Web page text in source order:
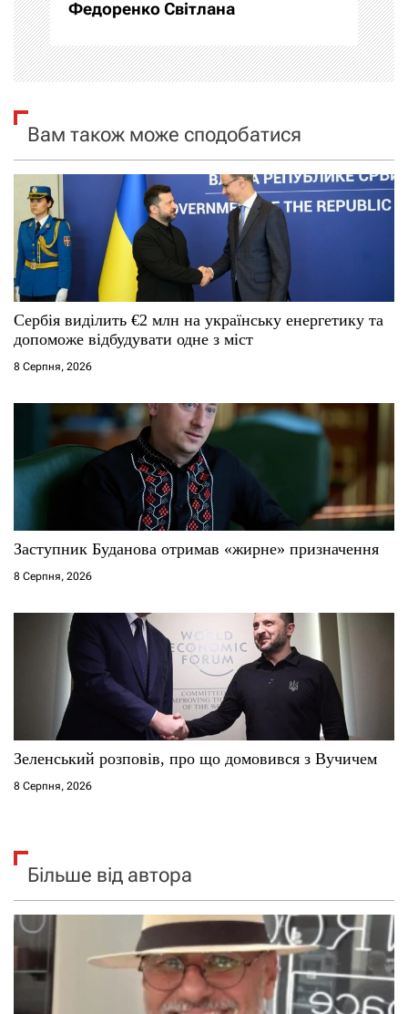
ц
і
а
п
и
с
і
в
Федоренко Світлана
Вам також може сподобатися
Сербія виділить €2 млн на українську енергетику та
допоможе відбудувати одне з міст
8 Серпня, 2026
Заступник Буданова отримав «жирне» призначення
8 Серпня, 2026
Зеленський розповів, про що домовився з Вучичем
8 Серпня, 2026
Більше від автора